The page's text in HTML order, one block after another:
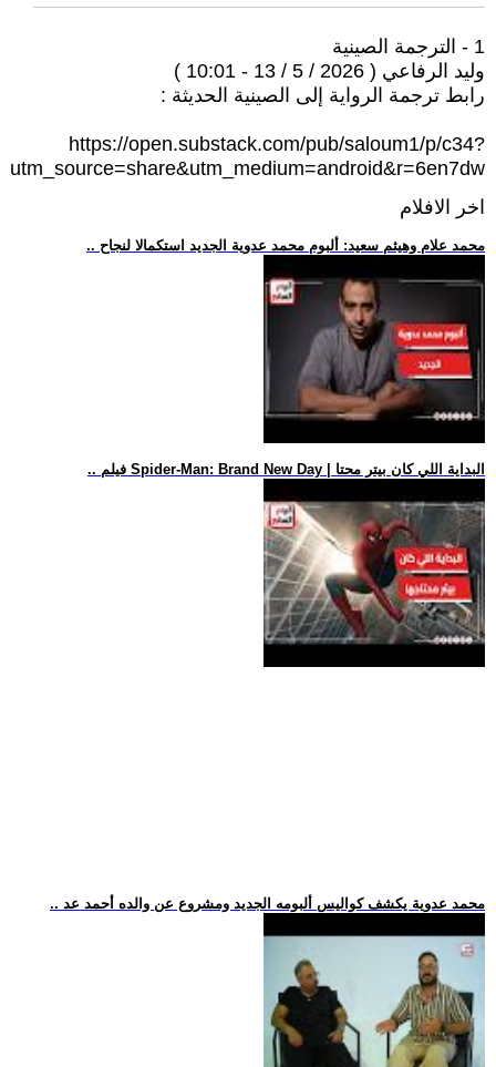
1 - الترجمة الصينية
وليد الرفاعي ( 2026 / 5 / 13 - 10:01 )
رابط ترجمة الرواية إلى الصينية الحديثة :
https://open.substack.com/pub/saloum1/p/c34?
utm_source=share&utm_medium=android&r=6en7dw
اخر الافلام
.. محمد علام وهيثم سعيد: ألبوم محمد عدوية الجديد استكمالا لنجاح
.. فيلم Spider-Man: Brand New Day | البداية اللي كان بيتر محتا
.. محمد عدوية يكشف كواليس ألبومه الجديد ومشروع عن والده أحمد عد